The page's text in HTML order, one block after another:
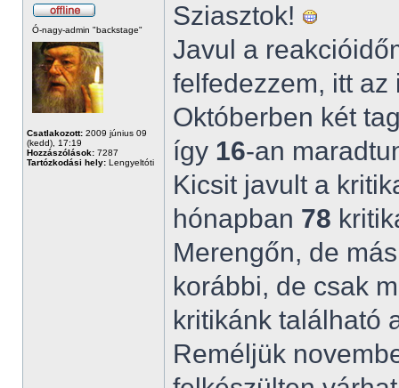
Ó-nagy-admin "backstage"
Csatlakozott: 2009 június 09
(kedd), 17:19
Hozzászólások: 7287
Tartózkodási hely: Lengyeltóti
Sziasztok!
Javul a
felfedezzem, itt
Októberben két
így 16-an
Kicsit javult a
hónapban 78
Merengőn, de
korábbi, de csak
kritikánk található
Reméljük